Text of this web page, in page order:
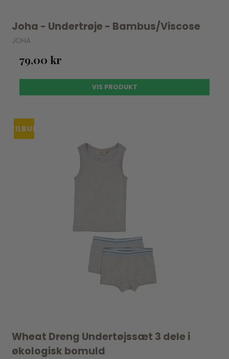
Joha - Undertrøje - Bambus/Viscose
JOHA
79,00 kr
VIS PRODUKT
TILBUD
Wheat Dreng Undertøjssæt 3 dele i
økologisk bomuld